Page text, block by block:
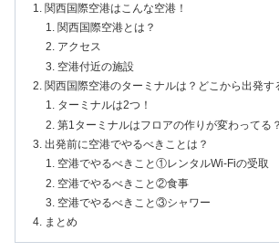
関西国際空港はこんな空港！
関西国際空港とは？
アクセス
空港付近の施設
関西国際空港のターミナルは？どこから出発す
ターミナルは2つ！
第1ターミナルはフロアの作りが変わってる？
出発前に空港でやるべきことは？
空港でやるべきこと①レンタルWi-Fiの受取
空港でやるべきこと②食事
空港でやるべきこと③シャワー
まとめ